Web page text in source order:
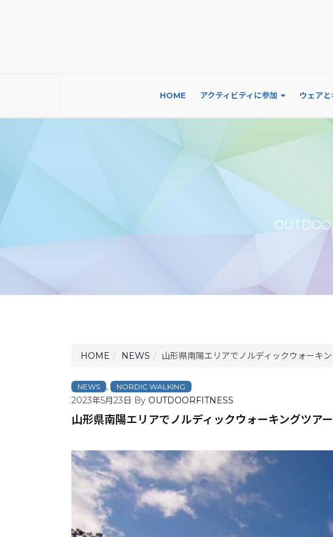
HOME アクティビティに参加 ウェアと
HOME NEWS 山形県南陽エリアでノルディックウォーキ
NEWS , NORDIC WALKING
2023年5月23日 By OUTDOORFITNESS
山形県南陽エリアでノルディックウォーキングツア